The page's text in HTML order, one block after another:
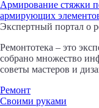
Армирование стяжки
армирующих
Экспертный портал о
Ремонтотека – это
собрано множество
советы мастеров и
Ремонт
Своими руками